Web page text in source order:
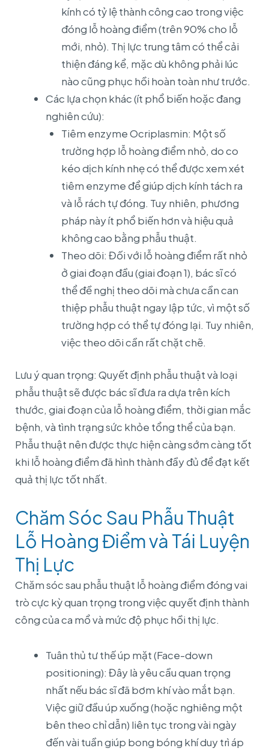
kính có tỷ lệ thành công cao trong việc
đóng lỗ hoàng điểm (trên 90% cho lỗ
mới, nhỏ). Thị lực trung tâm có thể cải
thiện đáng kể, mặc dù không phải lúc
nào cũng phục hồi hoàn toàn như trước.
Các lựa chọn khác (ít phổ biến hoặc đang
nghiên cứu):
Tiêm enzyme Ocriplasmin: Một số
trường hợp lỗ hoàng điểm nhỏ, do co
kéo dịch kính nhẹ có thể được xem xét
tiêm enzyme để giúp dịch kính tách ra
và lỗ rách tự đóng. Tuy nhiên, phương
pháp này ít phổ biến hơn và hiệu quả
không cao bằng phẫu thuật.
Theo dõi: Đối với lỗ hoàng điểm rất nhỏ
ở giai đoạn đầu (giai đoạn 1), bác sĩ có
thể đề nghị theo dõi mà chưa cần can
thiệp phẫu thuật ngay lập tức, vì một số
trường hợp có thể tự đóng lại. Tuy nhiên,
việc theo dõi cần rất chặt chẽ.
Lưu ý quan trọng: Quyết định phẫu thuật và loại
phẫu thuật sẽ được bác sĩ đưa ra dựa trên kích
thước, giai đoạn của lỗ hoàng điểm, thời gian mắc
bệnh, và tình trạng sức khỏe tổng thể của bạn.
Phẫu thuật nên được thực hiện càng sớm càng tốt
khi lỗ hoàng điểm đã hình thành đầy đủ để đạt kết
quả thị lực tốt nhất.
Chăm Sóc Sau Phẫu Thuật
Lỗ Hoàng Điểm và Tái Luyện
Thị Lực
Chăm sóc sau phẫu thuật lỗ hoàng điểm đóng vai
trò cực kỳ quan trọng trong việc quyết định thành
công của ca mổ và mức độ phục hồi thị lực.
Tuân thủ tư thế úp mặt (Face-down
positioning): Đây là yêu cầu quan trọng
nhất nếu bác sĩ đã bơm khí vào mắt bạn.
Việc giữ đầu úp xuống (hoặc nghiêng một
bên theo chỉ dẫn) liên tục trong vài ngày
đến vài tuần giúp bong bóng khí duy trì áp